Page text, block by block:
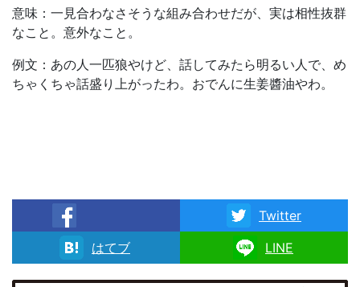
意味：一見合わなさそうな組み合わせだが、実は相性抜群
なこと。意外なこと。
例文：あの人一匹狼やけど、話してみたら明るい人で、め
ちゃくちゃ話盛り上がったわ。おでんに生姜醬油やわ。
facebook
Twitter
はてブ
LINE